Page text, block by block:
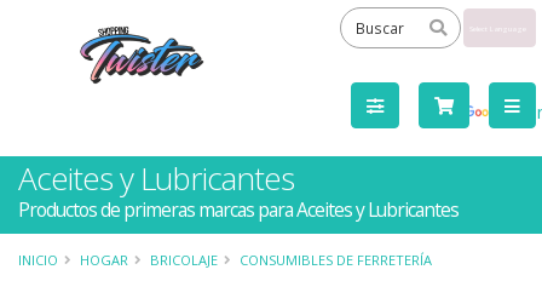
by
Aceites y Lubricantes
Productos de primeras marcas para Aceites y Lubricantes
INICIO HOGAR BRICOLAJE
CONSUMIBLES DE FERRETERÍA